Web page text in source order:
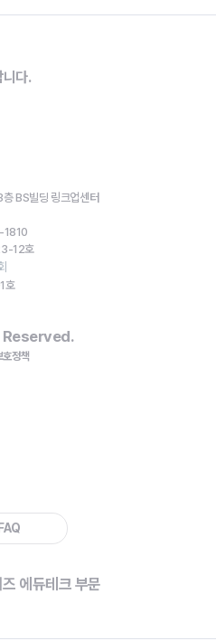
다.
BS빌딩 링크업센터
1810
12호
호
Reserved.
호정책
FAQ
에듀테크 부문